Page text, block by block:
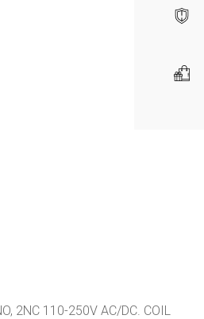
2NC 110-250V AC/DC. COIL